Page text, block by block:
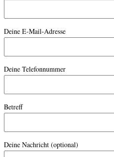
Deine E-Mail-Adresse
Deine Telefonnummer
Betreff
Deine Nachricht (optional)